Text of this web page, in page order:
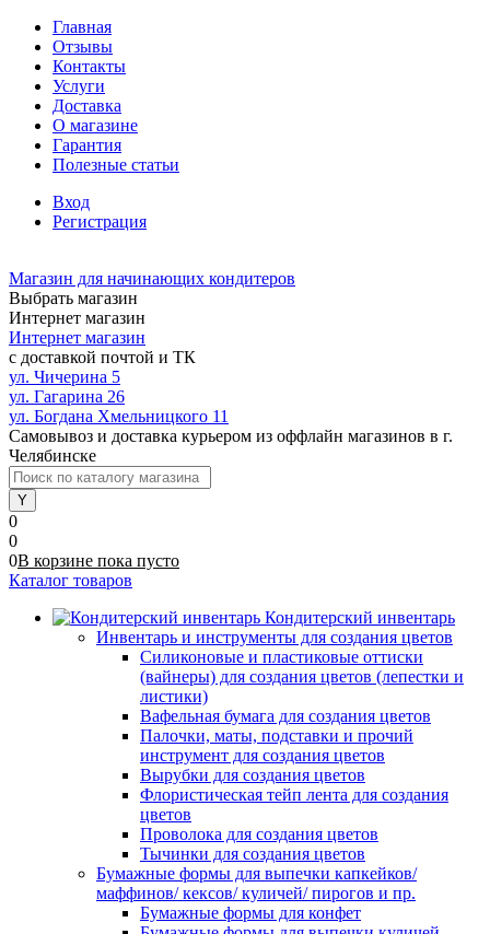
Главная
Отзывы
Контакты
Услуги
Доставка
О магазине
Гарантия
Полезные статьи
Вход
Регистрация
Магазин для начинающих кондитеров
Выбрать магазин
Интернет магазин
Интернет магазин
с доставкой почтой и ТК
ул. Чичерина 5
ул. Гагарина 26
ул. Богдана Хмельницкого 11
Самовывоз и доставка курьером из оффлайн магазинов в г.
Челябинске
0
0
0В корзине пока пусто
Каталог товаров
Кондитерский инвентарь
Инвентарь и инструменты для создания цветов
Силиконовые и пластиковые оттиски
(вайнеры) для создания цветов (лепестки и
листики)
Вафельная бумага для создания цветов
Палочки, маты, подставки и прочий
инструмент для создания цветов
Вырубки для создания цветов
Флористическая тейп лента для создания
цветов
Проволока для создания цветов
Тычинки для создания цветов
Бумажные формы для выпечки капкейков/
маффинов/ кексов/ куличей/ пирогов и пр.
Бумажные формы для конфет